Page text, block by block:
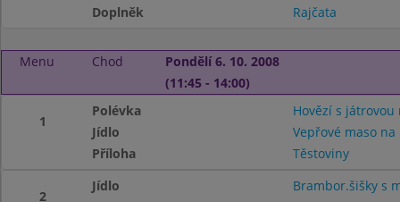
Doplněk
Rajčata
Menu Chod
Pondělí 6. 10. 2008
(11:45 - 14:00)
1
Polévka
Hovězí s játrovou
Jídlo
Vepřové maso
Příloha
Těstoviny
2
Jídlo
Brambor.šišky s